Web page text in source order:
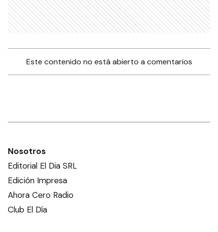
Este contenido no está abierto a comentarios
Nosotros
Editorial El Dia SRL
Edición Impresa
Ahora Cero Radio
Club El Día